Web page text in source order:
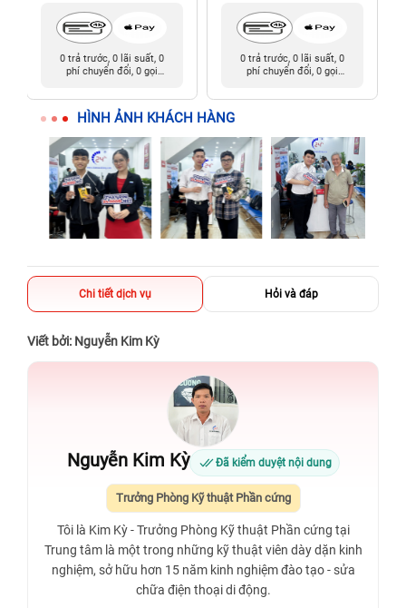
0 trả trước, 0 lãi suất, 0
phí chuyển đổi, 0 gọi
0 trả trước, 0 lãi suất, 0
phí chuyển đổi, 0 gọi
HÌNH ẢNH KHÁCH HÀNG
Chi tiết dịch vụ Hỏi và đáp
Viết bởi: Nguyễn Kim Kỳ
Nguyễn Kim Kỳ Đã kiểm duyệt nội dung
Trưởng Phòng Kỹ thuật Phần cứng
Tôi là Kim Kỳ - Trưởng Phòng Kỹ thuật Phần cứng tại
Trung tâm là một trong những kỹ thuật viên dày dặn kinh
nghiệm, sở hữu hơn 15 năm kinh nghiệm đào tạo - sửa
chữa điện thoại di động.